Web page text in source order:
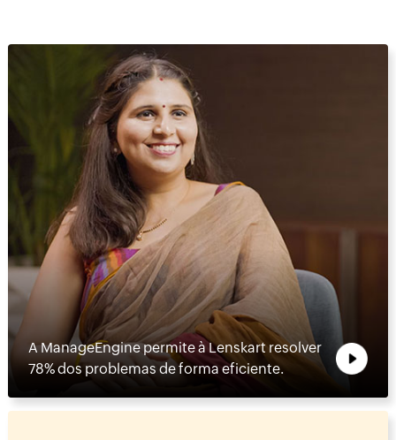
A ManageEngine permite à Lenskart resolver
78% dos problemas de forma eficiente.